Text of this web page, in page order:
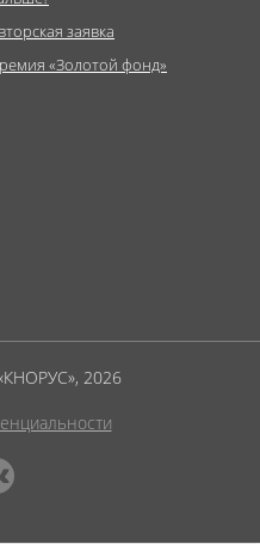
заявка
«Золотой фонд»
2026